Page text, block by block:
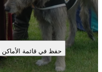
حفظ في قائمة الأماكن